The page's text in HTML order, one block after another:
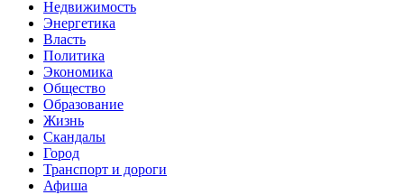
Недвижимость
Энергетика
Власть
Политика
Экономика
Общество
Образование
Жизнь
Скандалы
Город
Транспорт и дороги
Афиша